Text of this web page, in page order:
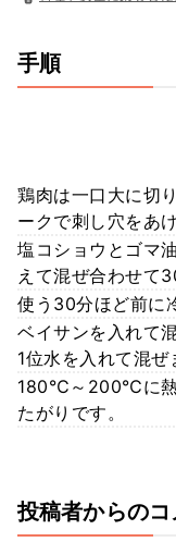
手順
鶏肉は一口大に切
ークで刺し穴をあ
塩コショウとゴマ
えて混ぜ合わせて
使う30分ほど前に
ベイサンを入れて
1位水を入れて混ぜ
180℃～200℃に熱
たがりです。
投稿者からのコ